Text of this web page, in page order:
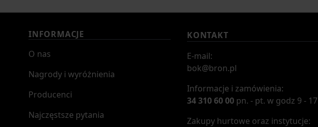
INFORMACJE
O nas
Nagrody i wyróżnienia
Producenci
Najczęstsze pytania
KONTAKT
E-mail:
bok@bron.pl
Informacje i zamówienia:
34 310 60 00 pn. - pt. w godz 9 - 17
Zakupy hurtowe oraz instytucje: